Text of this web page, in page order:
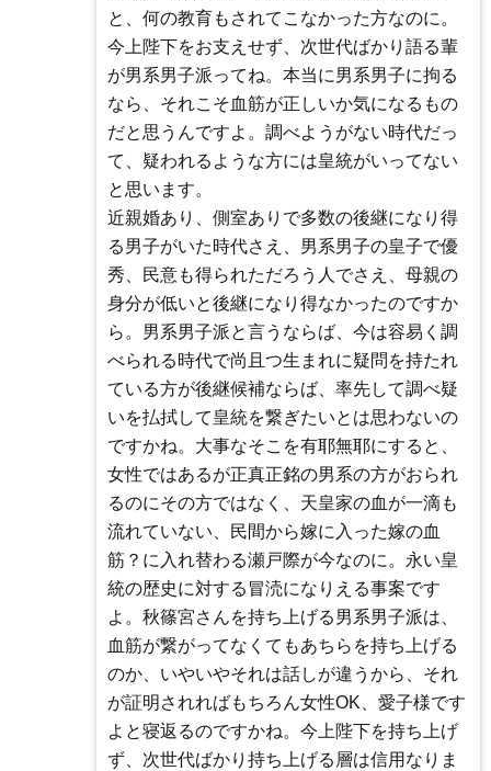
と、何の教育もされてこなかった方なのに。
今上陛下をお支えせず、次世代ばかり語る輩
が男系男子派ってね。本当に男系男子に拘る
なら、それこそ血筋が正しいか気になるもの
だと思うんですよ。調べようがない時代だっ
て、疑われるような方には皇統がいってない
と思います。
近親婚あり、側室ありで多数の後継になり得
る男子がいた時代さえ、男系男子の皇子で優
秀、民意も得られただろう人でさえ、母親の
身分が低いと後継になり得なかったのですか
ら。男系男子派と言うならば、今は容易く調
べられる時代で尚且つ生まれに疑問を持たれ
ている方が後継候補ならば、率先して調べ疑
いを払拭して皇統を繋ぎたいとは思わないの
ですかね。大事なそこを有耶無耶にすると、
女性ではあるが正真正銘の男系の方がおられ
るのにその方ではなく、天皇家の血が一滴も
流れていない、民間から嫁に入った嫁の血
筋？に入れ替わる瀬戸際が今なのに。永い皇
統の歴史に対する冒涜になりえる事案です
よ。秋篠宮さんを持ち上げる男系男子派は、
血筋が繋がってなくてもあちらを持ち上げる
のか、いやいやそれは話しが違うから、それ
が証明されればもちろん女性OK、愛子様です
よと寝返るのですかね。今上陛下を持ち上げ
ず、次世代ばかり持ち上げる層は信用なりま